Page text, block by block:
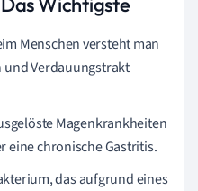
Menschen versteht man
und Verdauungstrakt
Magenkrankheiten
eine chronische Gastritis.
das aufgrund eines